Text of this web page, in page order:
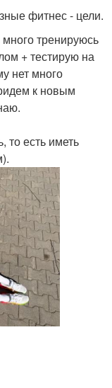
фитнес - цели.
тренируюсь
+ тестирую на
нет много
к новым
то есть иметь